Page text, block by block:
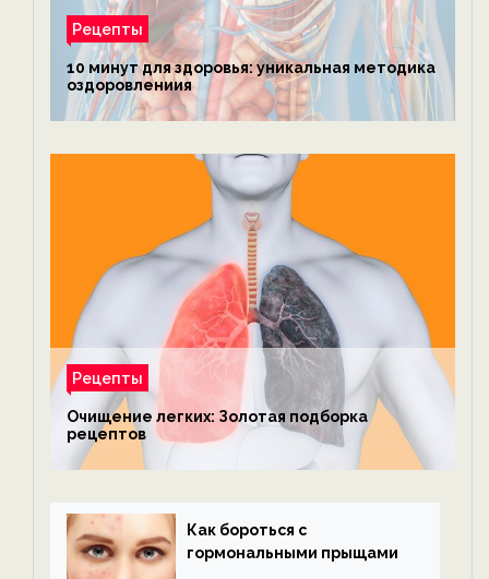
Рецепты
10 минут для здоровья: уникальная методика
оздоровлениия
Рецепты
Очищение легких: Золотая подборка
рецептов
Как бороться с
гормональными прыщами